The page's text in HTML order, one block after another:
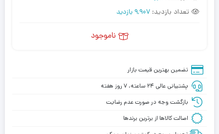
تعداد بازدید: 9,907 بازدید
ناموجود
تضمین بهترین قیمت بازار
پشتیبانی عالی ۲۴ ساعته، ۷ روز هفته
بازگشت وجه در صورت عدم رضایت
اصالت کالاها از برترین برندها